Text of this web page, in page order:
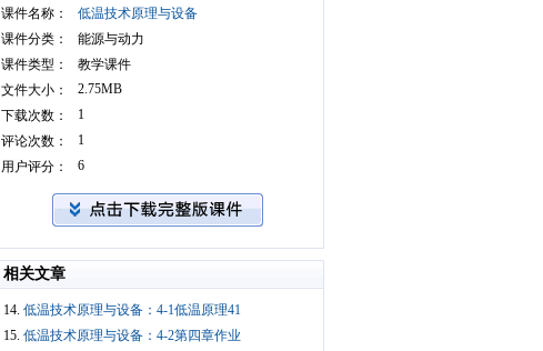
课件名称：
低温技术原理与设备
课件分类：
能源与动力
课件类型：
教学课件
文件大小：
2.75MB
下载次数：
1
评论次数：
1
用户评分：
6
相关文章
14. 低温技术原理与设备：4-1低温原理41
15. 低温技术原理与设备：4-2第四章作业